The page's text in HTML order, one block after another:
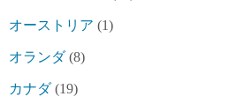
オーストリア (1)
オランダ(8)
カナダ(19)